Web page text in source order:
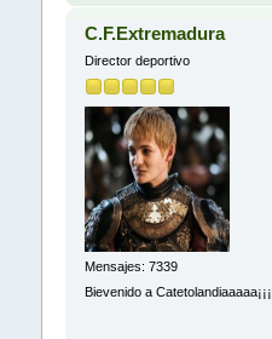
C.F.Extremadura
Director deportivo
Mensajes: 7339
Bievenido a Catetolandiaaaaa¡¡¡